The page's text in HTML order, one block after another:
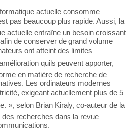
actuelle consomme
pas beaucoup plus rapide. Aussi, la
actuelle entraîne un besoin croissant
de conserver de grand volume
ont atteint des limites
quils peuvent apporter,
en matière de recherche de
Les ordinateurs modernes
exigeant actuellement plus de 5
», selon Brian Kiraly, co-auteur de la
des recherches dans la revue